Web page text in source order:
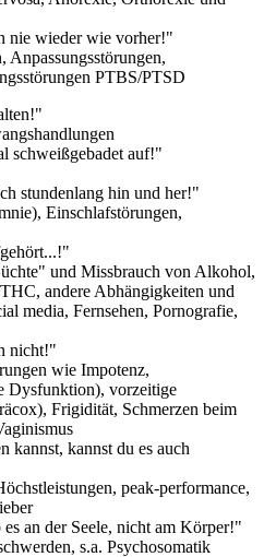
nie wieder wie vorher!"
Anpassungsstörungen,
PTBS/PTSD
schweißgebadet auf!"
stundenlang hin und her!"
Einschlafstörungen,
und Missbrauch von Alkohol,
andere Abhängigkeiten und
media, Fernsehen, Pornografie,
nicht!"
wie Impotenz,
Dysfunktion), vorzeitige
Frigidität, Schmerzen beim
kannst, kannst du es auch
peak-performance,
an der Seele, nicht am Körper!"
s.a. Psychosomatik